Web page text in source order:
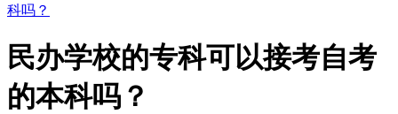
科吗？
民办学校的专科可以接考自考
的本科吗？